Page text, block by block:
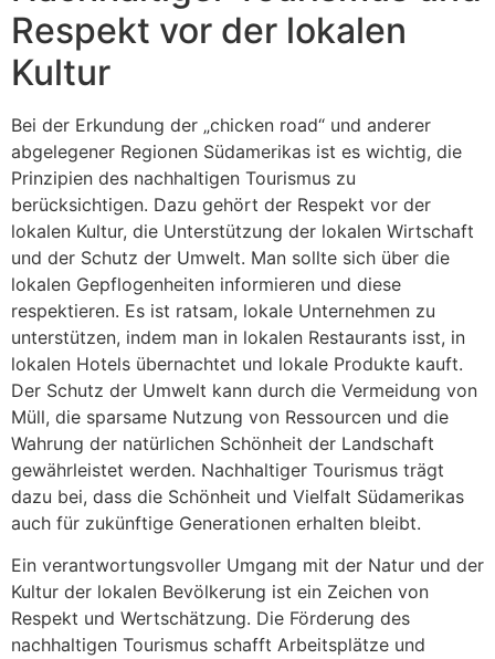
Respekt vor der lokalen
Kultur
Bei der Erkundung der „chicken road“ und anderer
abgelegener Regionen Südamerikas ist es wichtig, die
Prinzipien des nachhaltigen Tourismus zu
berücksichtigen. Dazu gehört der Respekt vor der
lokalen Kultur, die Unterstützung der lokalen Wirtschaft
und der Schutz der Umwelt. Man sollte sich über die
lokalen Gepflogenheiten informieren und diese
respektieren. Es ist ratsam, lokale Unternehmen zu
unterstützen, indem man in lokalen Restaurants isst, in
lokalen Hotels übernachtet und lokale Produkte kauft.
Der Schutz der Umwelt kann durch die Vermeidung von
Müll, die sparsame Nutzung von Ressourcen und die
Wahrung der natürlichen Schönheit der Landschaft
gewährleistet werden. Nachhaltiger Tourismus trägt
dazu bei, dass die Schönheit und Vielfalt Südamerikas
auch für zukünftige Generationen erhalten bleibt.
Ein verantwortungsvoller Umgang mit der Natur und der
Kultur der lokalen Bevölkerung ist ein Zeichen von
Respekt und Wertschätzung. Die Förderung des
nachhaltigen Tourismus schafft Arbeitsplätze und